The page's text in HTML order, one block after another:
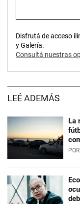
Disfrutá de acceso
y Galería.
Consultá nuestras
LEÉ ADEMÁS
La
POR